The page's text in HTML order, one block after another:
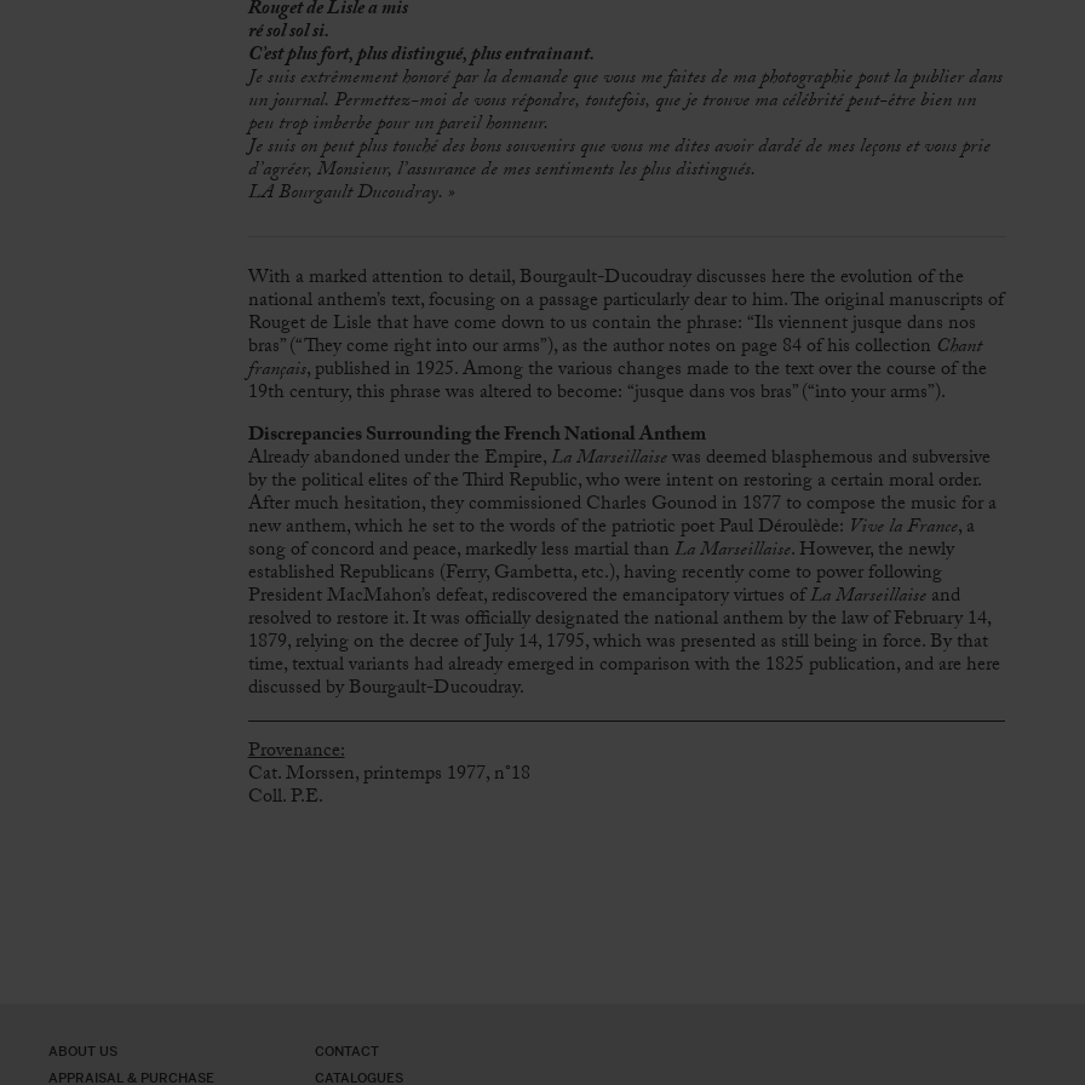
Rouget de Lisle a mis
ré sol sol si.
C’est plus fort, plus distingué, plus entraînant.
Je suis extrêmement honoré par la demande que vous me faites de ma photographie pout la publier dans
un journal. Permettez-moi de vous répondre, toutefois, que je trouve ma célébrité peut-être bien un
peu trop imberbe pour un pareil honneur.
Je suis on peut plus touché des bons souvenirs que vous me dites avoir dardé de mes leçons et vous prie
d’agréer, Monsieur, l’assurance de mes sentiments les plus distingués.
LA Bourgault Ducoudray. »
With a marked attention to detail, Bourgault-Ducoudray discusses here the evolution of the
national anthem’s text, focusing on a passage particularly dear to him. The original manuscripts of
Rouget de Lisle that have come down to us contain the phrase: “Ils viennent jusque dans nos
bras” (“They come right into our arms”), as the author notes on page 84 of his collection Chant
français, published in 1925. Among the various changes made to the text over the course of the
19th century, this phrase was altered to become: “jusque dans vos bras” (“into your arms”).
Discrepancies Surrounding the French National Anthem
Already abandoned under the Empire,La Marseillaisewas deemed blasphemous and subversive
by the political elites of the Third Republic, who were intent on restoring a certain moral order.
After much hesitation, they commissioned Charles Gounod in 1877 to compose the music for a
new anthem, which he set to the words of the patriotic poet Paul Déroulède: Vive la France, a
song of concord and peace, markedly less martial thanLa Marseillaise. However, the newly
established Republicans (Ferry, Gambetta, etc.), having recently come to power following
President MacMahon’s defeat, rediscovered the emancipatory virtues ofLa Marseillaiseand
resolved to restore it. It was officially designated the national anthem by the law of February 14,
1879, relying on the decree of July 14, 1795, which was presented as still being in force. By that
time, textual variants had already emerged in comparison with the 1825 publication, and are here
discussed by Bourgault-Ducoudray.
Provenance:
Cat. Morssen, printemps 1977, n°18
Coll. P.E.
ABOUT US
APPRAISAL & PURCHASE
CONTACT
CATALOGUES